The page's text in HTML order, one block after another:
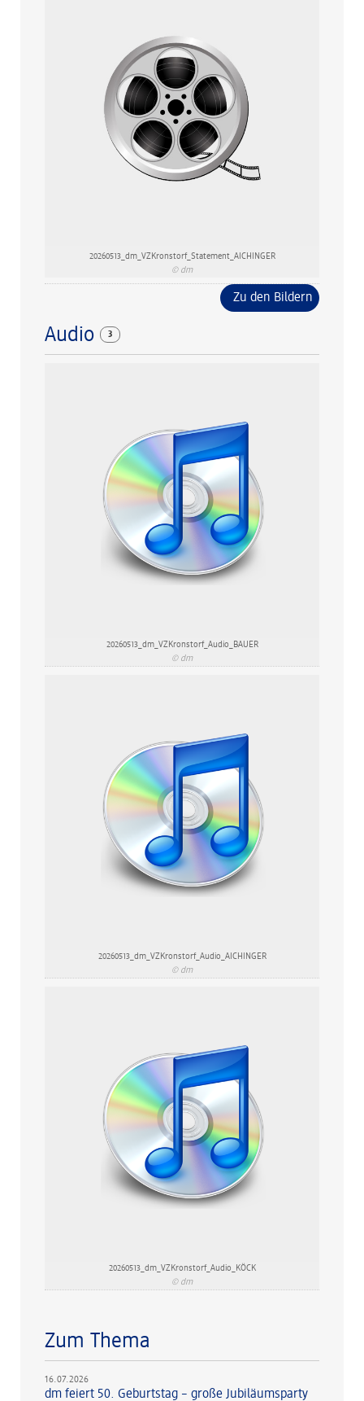
20260513_dm_VZKronstorf_Statement_AICHINGER
© dm
Zu den Bildern
Audio 3
20260513_dm_VZKronstorf_Audio_BAUER
© dm
20260513_dm_VZKronstorf_Audio_AICHINGER
© dm
20260513_dm_VZKronstorf_Audio_KÖCK
© dm
Zum Thema
16.07.2026
dm feiert 50. Geburtstag – große Jubiläumsparty